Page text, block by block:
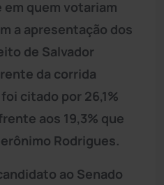
quem votariam
a apresentação dos
de Salvador
da corrida
citado por 26,1%
aos 19,3% que
Rodrigues.
ao Senado